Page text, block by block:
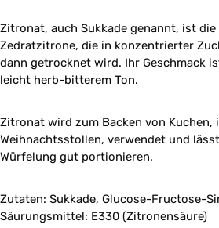
Zitronat, auch Sukkade genannt, ist
Zedratzitrone, die in konzentrierter
dann getrocknet wird. Ihr Geschmack
leicht herb-bitterem Ton.
Zitronat wird zum Backen von Kuchen,
Weihnachtsstollen, verwendet und
Würfelung gut portionieren.
Zutaten: Sukkade, Glucose-Fructose-
Säurungsmittel: E330 (Zitronensäure)